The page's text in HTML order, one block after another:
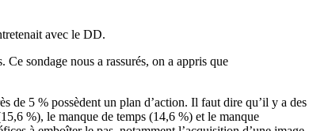
avec le DD.
sondage nous a rassurés, on a appris que
de 5 % possèdent un plan d’action. Il faut dire qu’il y a des
%), le manque de temps (14,6 %) et le manque